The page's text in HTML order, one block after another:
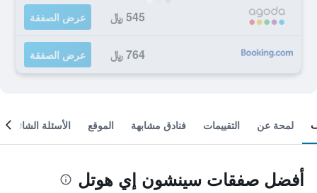
545 ﷼ عرض الصفقة
764 ﷼ عرض الصفقة
لمحة عن التقييمات فنادق مشابهة الموقع الأسئلة الشائعة
أفضل صفقات سينشون إي هوتل